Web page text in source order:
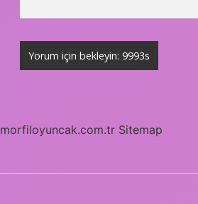
morfiloyuncak.com.tr Sitemap